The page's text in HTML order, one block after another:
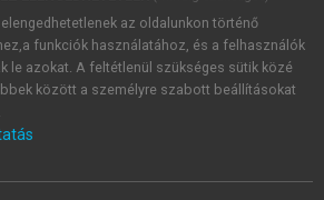
feltételeket, valamint a szotar.netés a
licencszerződéseiben foglaltakat
és elfogadom.
KIPRÓBÁLOM
elengedhetetlenek az oldalunkon történő
funkciók használatához, és a felhasználók
le azokat. A feltétlenül szükséges sütik közé
között a személyre szabott beállításokat